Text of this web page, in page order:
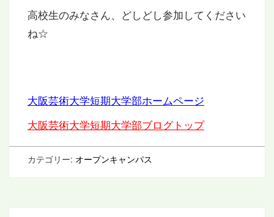
高校生のみなさん、どしどし参加してください
ね☆
大阪芸術大学短期大学部ホームページ
大阪芸術大学短期大学部ブログトップ
カテゴリー: オープンキャンパス